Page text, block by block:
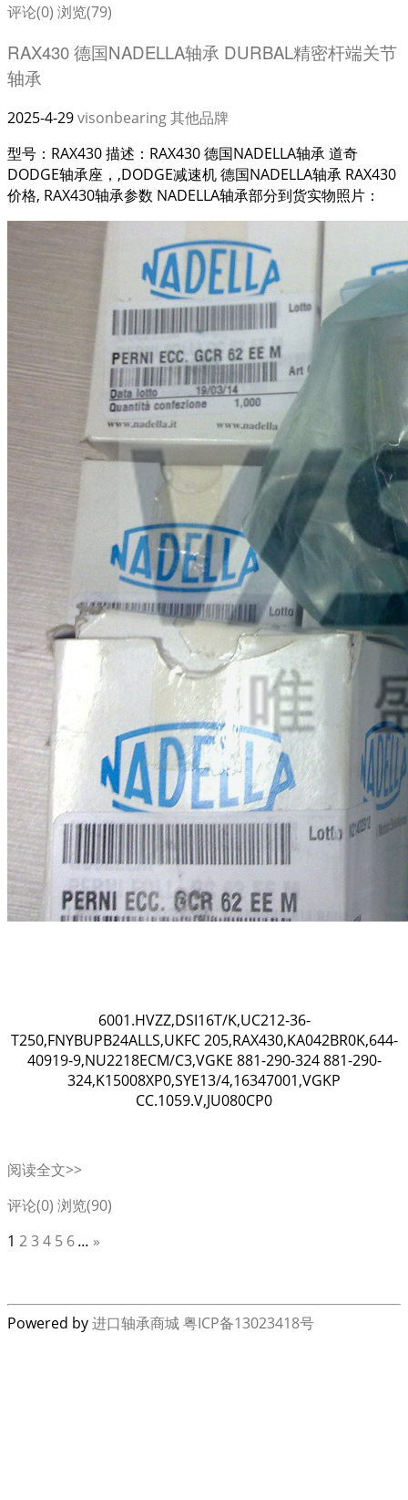
评论(0) 浏览(79)
RAX430 德国NADELLA轴承 DURBAL精密杆端关节
轴承
2025-4-29visonbearing其他品牌
型号：RAX430 描述：RAX430 德国NADELLA轴承 道奇
DODGE轴承座，,DODGE减速机 德国NADELLA轴承 RAX430
价格, RAX430轴承参数 NADELLA轴承部分到货实物照片：
6001.HVZZ,DSI16T/K,UC212-36-
T250,FNYBUPB24ALLS,UKFC 205,RAX430,KA042BR0K,644-
40919-9,NU2218ECM/C3,VGKE 881-290-324 881-290-
324,K15008XP0,SYE13/4,16347001,VGKP
CC.1059.V,JU080CP0
阅读全文>>
评论(0) 浏览(90)
1 234 5 6... »
Powered by进口轴承商城粤ICP备13023418号